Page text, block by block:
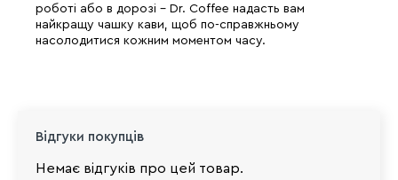
роботі або в дорозі - Dr. Coffee надасть вам
найкращу чашку кави, щоб по-справжньому
насолодитися кожним моментом часу.
Відгуки покупців
Немає відгуків про цей товар.